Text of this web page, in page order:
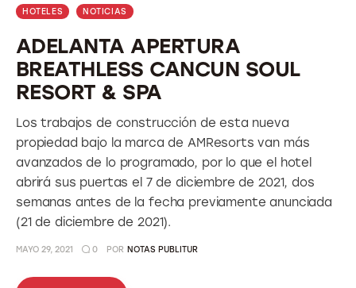
HOTELES NOTICIAS
ADELANTA APERTURA
BREATHLESS CANCUN SOUL
RESORT & SPA
Los trabajos de construcción de esta nueva
propiedad bajo la marca de AMResorts van más
avanzados de lo programado, por lo que el hotel
abrirá sus puertas el 7 de diciembre de 2021, dos
semanas antes de la fecha previamente anunciada
(21 de diciembre de 2021).
MAYO 29, 2021 0 POR NOTAS PUBLITUR